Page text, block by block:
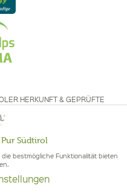
HERKUNFT & GEPRÜFTE
Aktiv
Inaktiv
Südtirol
bestmögliche Funktionalität bieten